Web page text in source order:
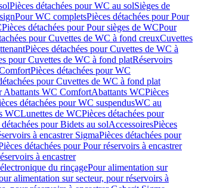
Pièces détachées pour WC au solSièges de
Pour WC completsPièces détachées pour Pour
Pièces détachées pour Pour sièges de WCPour
pour Cuvettes de WC à fond creuxCuvettes
Pièces détachées pour Cuvettes de WC à
pour Cuvettes de WC à fond platRéservoirs
Pièces détachées pour WC
pour Cuvettes de WC à fond plat
Abattants WC ComfortAbattants WCPièces
détachées pour WC suspendusWC au
WCLunettes de WCPièces détachées pour
détachées pour Bidets au solAccessoiresPièces
à encastrer SigmaPièces détachées pour
détachées pour Pour réservoirs à encastrer
à encastrer
du rinçagePour alimentation sur
alimentation sur secteur, pour réservoirs à